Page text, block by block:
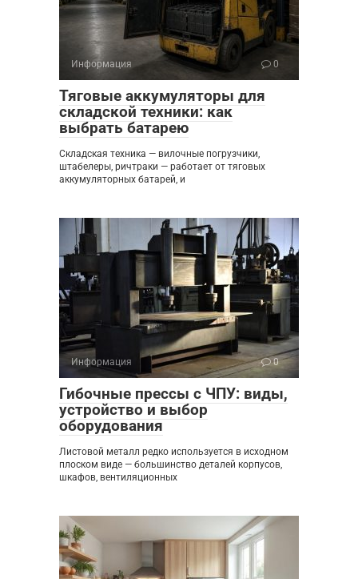
Информация 0
Тяговые аккумуляторы для
складской техники: как
выбрать батарею
Складская техника — вилочные погрузчики,
штабелеры, ричтраки — работает от тяговых
аккумуляторных батарей, и
Информация 0
Гибочные прессы с ЧПУ: виды,
устройство и выбор
оборудования
Листовой металл редко используется в исходном
плоском виде — большинство деталей корпусов,
шкафов, вентиляционных